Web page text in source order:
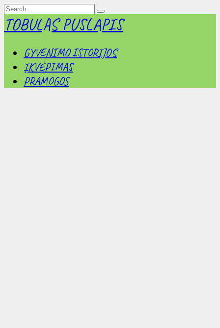
Skip
to
content
Search
for:
TOBULAS PUSLAPIS
GYVENIMO ISTORIJOS
ĮKVĖPIMAS
PRAMOGOS